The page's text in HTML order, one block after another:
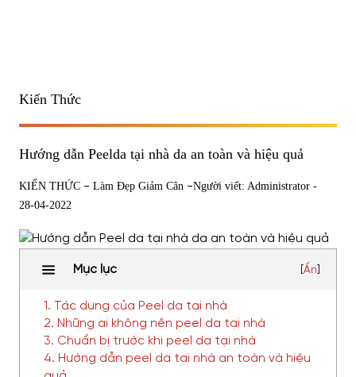
Kiến Thức
Hướng dẫn Peelda tại nhà da an toàn và hiệu quả
KIẾN THỨC - Làm Đẹp Giảm Cân -Người viết: Administrator -
28-04-2022
Mục lục Ẩn
1. Tác dụng của Peel da tại nhà
2. Những ai không nên peel da tại nhà
3. Chuẩn bị trước khi peel da tại nhà
4. Hướng dẫn peel da tại nhà an toàn và hiệu